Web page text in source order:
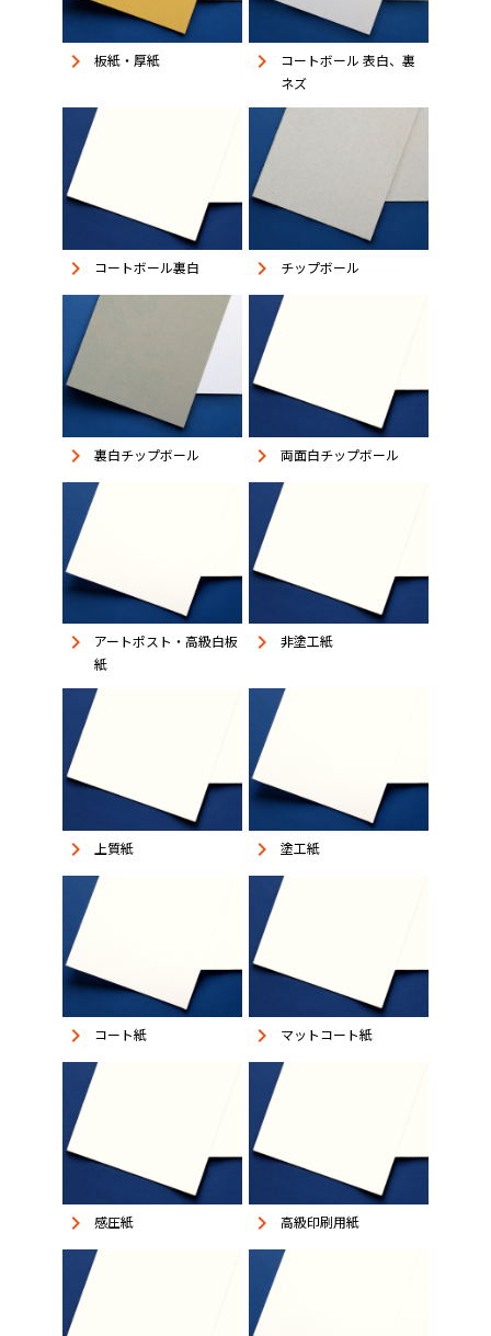
keyboard_arrow_right 板紙・厚紙 keyboard_arrow_right
コートボール 表白、裏
ネズ
keyboard_arrow_right コートボール裏白 keyboard_arrow_right チップボール
keyboard_arrow_right 裏白チップボール keyboard_arrow_right 両面白チップボール
keyboard_arrow_right
アートポスト・高級白板
紙
keyboard_arrow_right 非塗工紙
keyboard_arrow_right 上質紙 keyboard_arrow_right 塗工紙
keyboard_arrow_right コート紙 keyboard_arrow_right マットコート紙
keyboard_arrow_right 感圧紙 keyboard_arrow_right 高級印刷用紙